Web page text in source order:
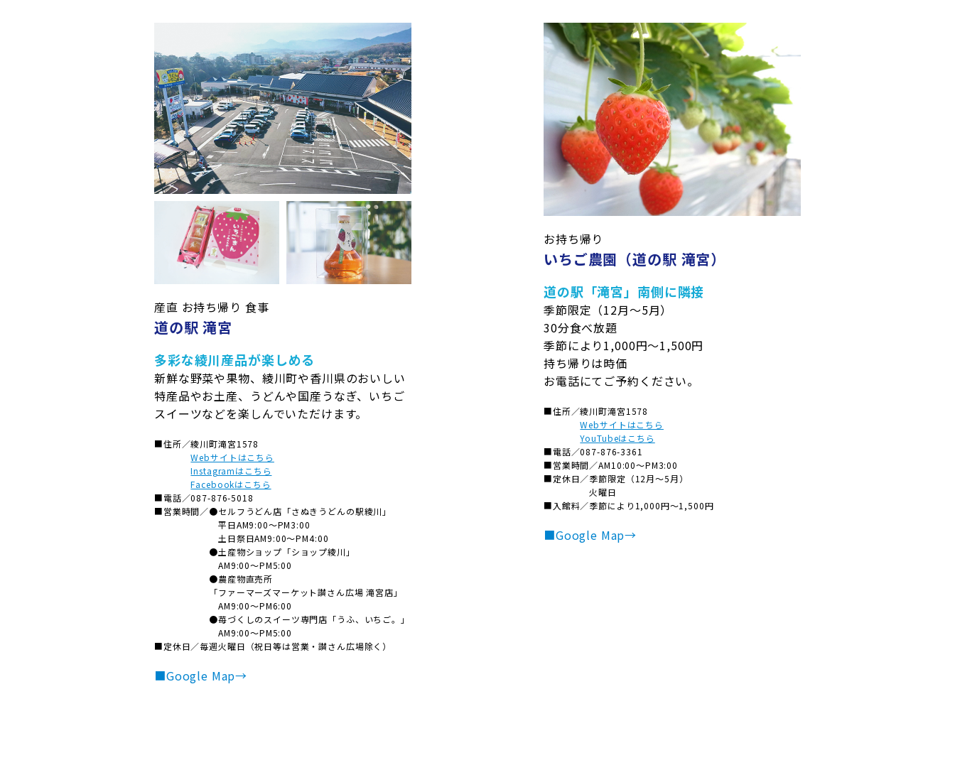
リンク先のSNSで
情報をGetしよう！ 綾川の今をお届け
産直 お持ち帰り 食事
道の駅 滝宮
多彩な綾川産品が楽しめる
新鮮な野菜や果物、綾川町や香川県のおいしい
特産品やお土産、うどんや国産うなぎ、いちご
スイーツなどを楽しんでいただけます。
■住所／綾川町滝宮1578
Webサイトはこちら
Instagramはこちら
Facebookはこちら
■電話／087-876-5018
■営業時間／●セルフうどん店「さぬきうどんの駅綾川」
平日AM9:00～PM3:00
土日祭日AM9:00～PM4:00
●土産物ショップ「ショップ綾川」
AM9:00～PM5:00
●農産物直売所
「ファーマーズマーケット讃さん広場 滝宮店」
AM9:00～PM6:00
●苺づくしのスイーツ専門店「うふ、いちご。」
AM9:00～PM5:00
■定休日／毎週火曜日（祝日等は営業・讃さん広場除く）
■Google Map→
お持ち帰り
いちご農園（道の駅 滝宮）
道の駅「滝宮」南側に隣接
季節限定（12月～5月）
30分食べ放題
季節により1,000円～1,500円
持ち帰りは時価
お電話にてご予約ください。
■住所／綾川町滝宮1578
Webサイトはこちら
YouTubeはこちら
■電話／087-876-3361
■営業時間／AM10:00～PM3:00
■定休日／季節限定（12月～5月）
火曜日
■入館料／季節により1,000円～1,500円
■Google Map→